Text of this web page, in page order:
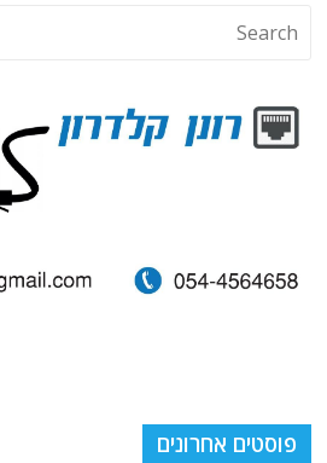
פוסטים אחרונים